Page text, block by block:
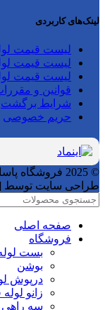
لینک‌های کاربردی
لیست قیمت
لیست قیمت
لیست قیمت
قوانین و
شرایط برگشت
حریم خصوصی
© 2025 فروشگاه پاساب. تمامی حقوق محفوظ است
طراحی سایت توسط
صفحه اصلی
فروشگاه
بست
بوشن
درپوش
زانو
سه راهی